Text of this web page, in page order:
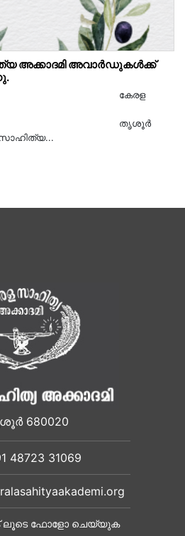
അക്കാദമി അവാർഡുകൾക്ക്
സാഹിത്യ...
680020
48723 31069
ഫോളോ ചെയ്യുക